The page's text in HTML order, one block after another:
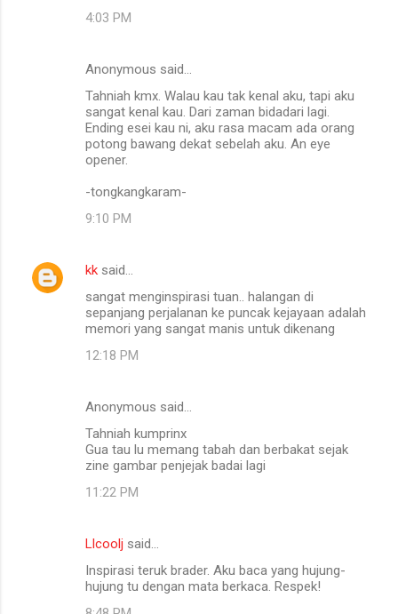
4:03 PM
Anonymous said…
Tahniah kmx. Walau kau tak kenal aku, tapi aku
sangat kenal kau. Dari zaman bidadari lagi.
Ending esei kau ni, aku rasa macam ada orang
potong bawang dekat sebelah aku. An eye
opener.
-tongkangkaram-
9:10 PM
kk said…
sangat menginspirasi tuan.. halangan di
sepanjang perjalanan ke puncak kejayaan adalah
memori yang sangat manis untuk dikenang
12:18 PM
Anonymous said…
Tahniah kumprinx
Gua tau lu memang tabah dan berbakat sejak
zine gambar penjejak badai lagi
11:22 PM
Llcoolj said…
Inspirasi teruk brader. Aku baca yang hujung-
hujung tu dengan mata berkaca. Respek!